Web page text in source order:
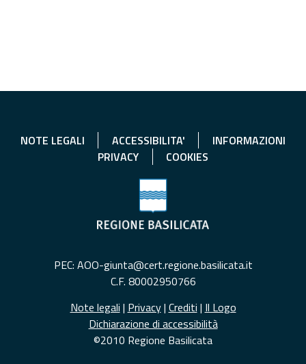
NOTE LEGALI ACCESSIBILITA'
INFORMAZIONI
PRIVACY
COOKIES
PEC: AOO-giunta@cert.regione.basilicata.it
C.F. 80002950766
Note legali | Privacy| Crediti | Il Logo
Dichiarazione di accessibilità
©2010 Regione Basilicata